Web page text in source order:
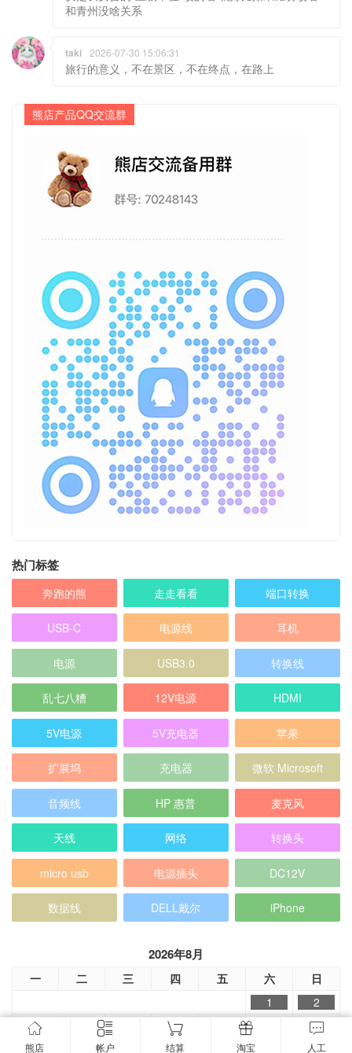
和青州没啥关系
taki 2026-07-30 15:06:31
旅行的意义，不在景区，不在终点，在路上
熊店产品QQ交流群
热门标签
奔跑的熊 走走看看 端口转换
USB-C 电源线 耳机
电源 USB3.0 转换线
乱七八糟 12V电源 HDMI
5V电源 5V充电器 苹果
扩展坞 充电器 微软 Microsoft
音频线 HP 惠普 麦克风
天线 网络 转换头
micro usb 电源插头 DC12V
数据线 DELL戴尔 iPhone
2026年8月
一 二 三 四 五 六
日
1
2
3
6
9
10
13 16
熊店 帐户 结算 淘宝 人工